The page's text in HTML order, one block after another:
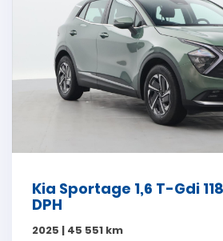
Kia Sportage 1,6 T-Gdi
DPH
2025 | 45 551 km